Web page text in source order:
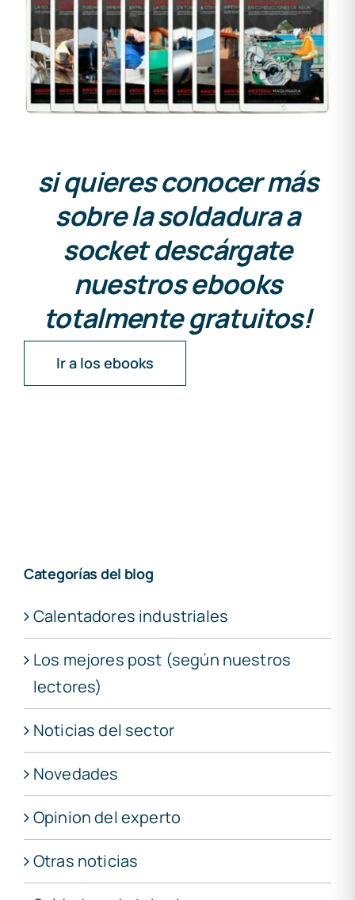
si quieres conocer más
sobre la soldadura a
socket descárgate
nuestros ebooks
totalmente gratuitos!
Ir a los ebooks
Categorías del blog
Calentadores industriales
Los mejores post (según nuestros
lectores)
Noticias del sector
Novedades
Opinion del experto
Otras noticias